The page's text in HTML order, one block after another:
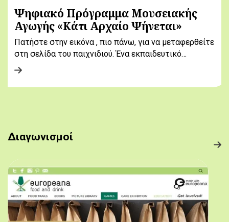
Ψηφιακό Πρόγραμμα Μουσειακής
Αγωγής «Κάτι Αρχαίο Ψήνεται»
Πατήστε στην εικόνα , πιο πάνω, για να μεταφερθείτε
στη σελίδα του παιχνιδιού. Ένα εκπαιδευτικό…
Διαγωνισμοί